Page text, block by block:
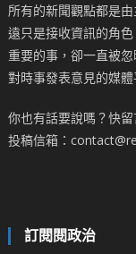
所有的新聞觀點都是
遠只是接收資訊的角
重要的事，卻一直被
對時事發表意見的媒體
你也有話要說嗎？快留
投稿信箱：
訂閱閱政治